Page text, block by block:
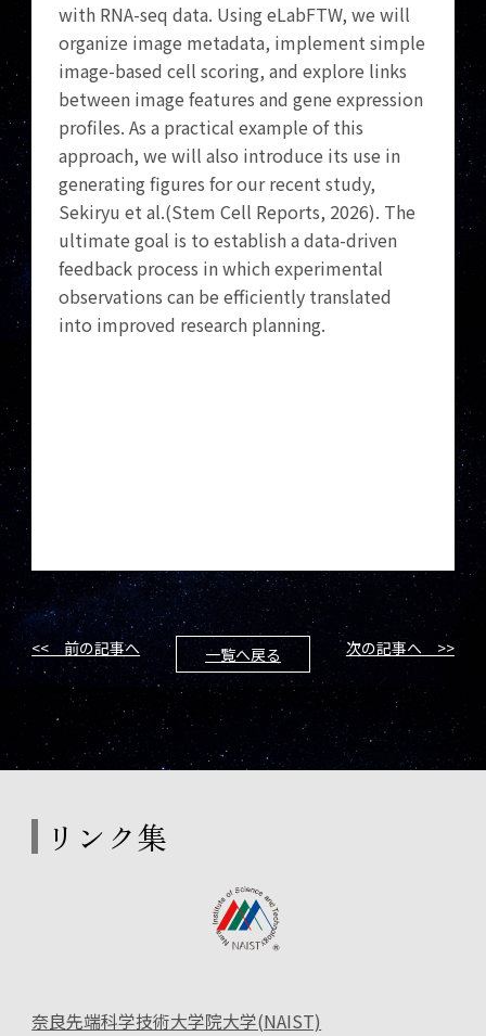
with RNA-seq data. Using eLabFTW, we will
organize image metadata, implement simple
image-based cell scoring, and explore links
between image features and gene expression
profiles. As a practical example of this
approach, we will also introduce its use in
generating figures for our recent study,
Sekiryu et al.(Stem Cell Reports, 2026). The
ultimate goal is to establish a data-driven
feedback process in which experimental
observations can be efficiently translated
into improved research planning.
<< 前の記事へ 一覧へ戻る 次の記事へ >>
リンク集
奈良先端科学技術大学院大学(NAIST)